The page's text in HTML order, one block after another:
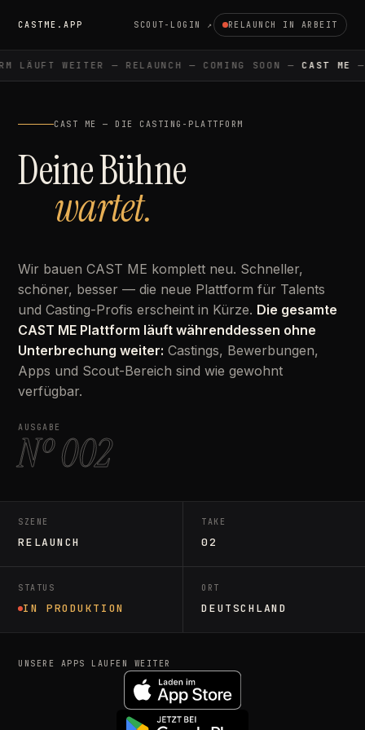
CASTME.APP SCOUT-LOGIN ↗ RELAUNCH IN ARBEIT
LÄUFT WEITER — RELAUNCH — COMING SOON — CAST ME—
CAST ME — DIE CASTING-PLATTFORM
Deine Bühne
wartet.
Wir bauen CAST ME komplett neu. Schneller,
schöner, besser — die neue Plattform für Talents
und Casting-Profis erscheint in Kürze. Die gesamte
CAST ME Plattform läuft währenddessen ohne
Unterbrechung weiter: Castings, Bewerbungen,
Apps und Scout-Bereich sind wie gewohnt
verfügbar.
AUSGABE
Nº 002
SZENE
RELAUNCH
TAKE
02
STATUS
IN PRODUKTION
ORT
DEUTSCHLAND
UNSERE APPS LAUFEN WEITER